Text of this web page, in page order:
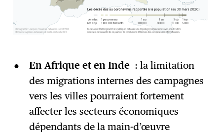
En Afrique et en Inde : la limitation
des migrations internes des campagnes
vers les villes pourraient fortement
affecter les secteurs économiques
dépendants de la main-d’œuvre